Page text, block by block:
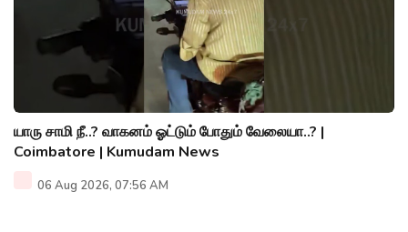
யாரு சாமி நீ..? வாகனம் ஓட்டும் போதும் வேலையா..? |
Coimbatore | Kumudam News
06 Aug 2026, 07:56 AM